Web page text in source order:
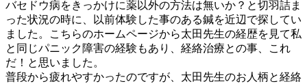
バセドウ病をきっかけに薬以外の方法は無いか？と切羽詰ま
った状況の時に、以前体験した事のある鍼を近辺で探してい
ました。こちらのホームページから太田先生の経歴を見て私
と同じパニック障害の経験もあり、経絡治療との事、これ
だ！と思いました。
普段から疲れやすかったのですが、太田先生のお人柄と経絡